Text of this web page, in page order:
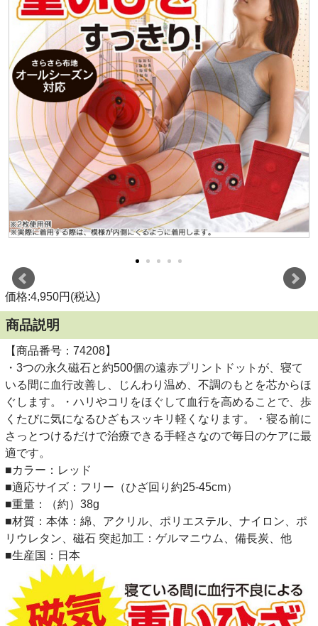
価格:4,950円(税込)
商品説明
【商品番号：74208】
・3つの永久磁石と約500個の遠赤プリントドットが、寝て
いる間に血行改善し、じんわり温め、不調のもとを芯からほ
ぐします。・ハリやコリをほぐして血行を高めることで、歩
くたびに気になるひざもスッキリ軽くなります。・寝る前に
さっとつけるだけで治療できる手軽さなので毎日のケアに最
適です。
■カラー：レッド
■適応サイズ：フリー（ひざ回り約25-45cm）
■重量：（約）38g
■材質：本体：綿、アクリル、ポリエステル、ナイロン、ポ
リウレタン、磁石 突起加工：ゲルマニウム、備長炭、他
■生産国：日本